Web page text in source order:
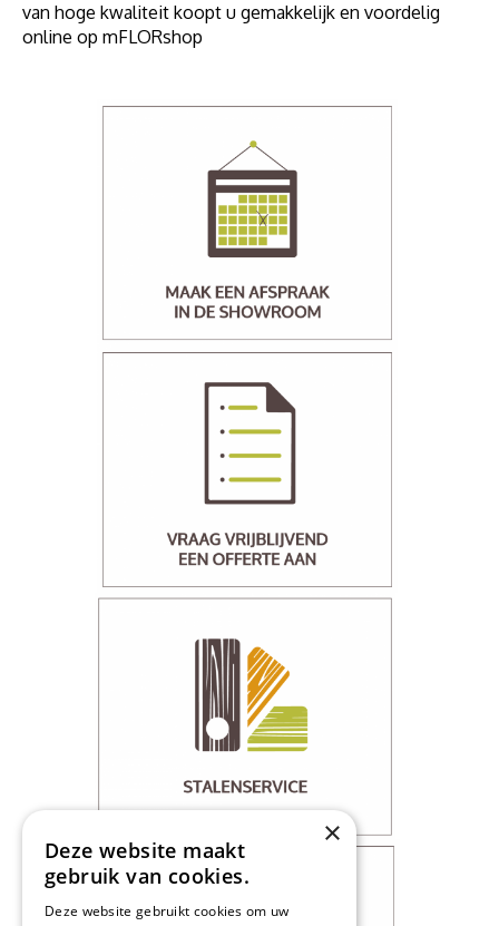
van hoge kwaliteit koopt u gemakkelijk en voordelig
online op mFLORshop
×
Deze website maakt
gebruik van cookies.
Deze website gebruikt cookies om uw